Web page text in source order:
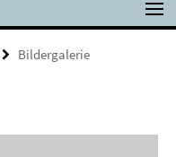
Bildergalerie